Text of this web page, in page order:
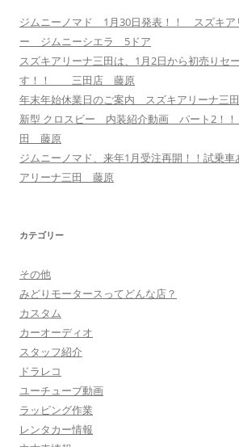
ジムニーノマド 1月30日発表！！ スズキ
ー ジムニーシエラ 5ドア
スズキアリーナ三田は、1月2日から初売りセ
す！！ 三田店 藤原
年末年始休業日のご案内 スズキアリーナ三
新型 クロスビー 内装紹介動画 パート2！
田 藤原
ジムニーノマド、来年1月受注再開！！試乗
アリーナ三田 藤原
カテゴリー
その他
みどりモータースってどんな店？
カスタム
カーオーディオ
スタッフ紹介
ドラレコ
ユーチューブ動画
ラッピング作業
レンタカー情報